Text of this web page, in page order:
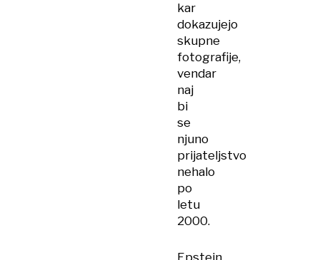
kar
dokazujejo
skupne
fotografije,
vendar
naj
bi
se
njuno
prijateljstvo
nehalo
po
letu
2000.
Epstein